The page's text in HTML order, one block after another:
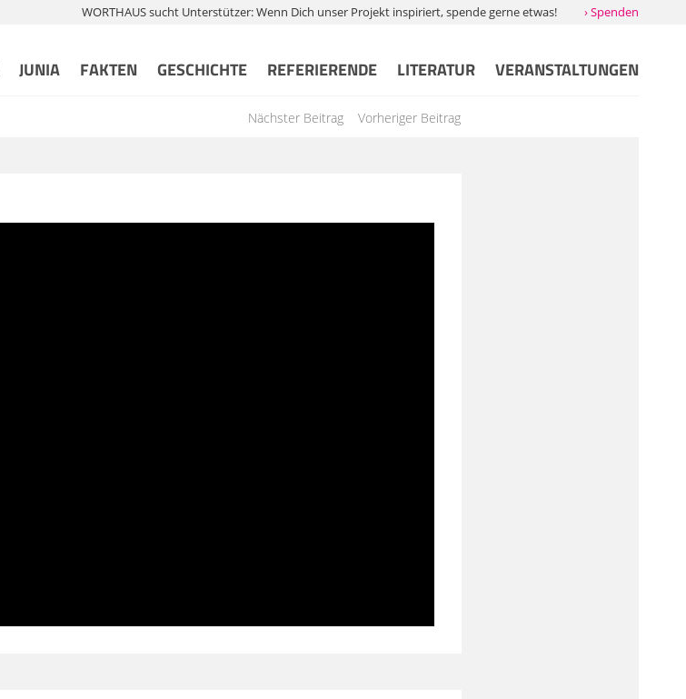
WORTHAUS sucht Unterstützer: Wenn Dich unser Projekt inspiriert, spende gerne etwas! › Spenden
JUNIA FAKTEN GESCHICHTE REFERIERENDE LITERATUR VERANSTALTUNGEN
Vorheriger Beitrag
Nächster Beitrag